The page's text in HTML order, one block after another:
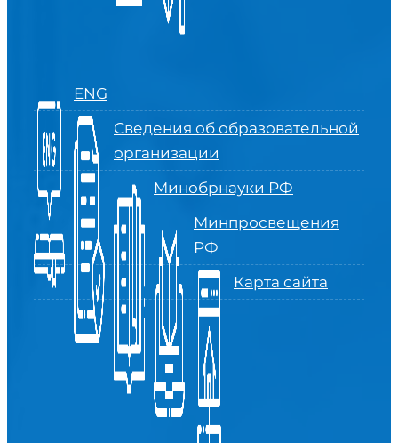
ENG
Сведения об образовательной
организации
Минобрнауки РФ
Минпросвещения
РФ
Карта сайта